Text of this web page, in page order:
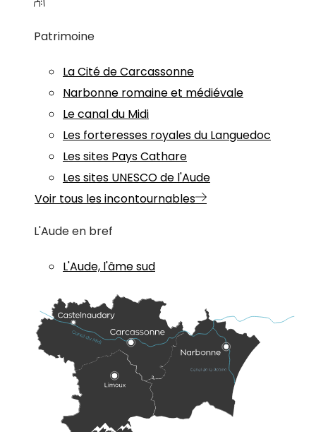
Patrimoine
La Cité de Carcassonne
Narbonne romaine et médiévale
Le canal du Midi
Les forteresses royales du Languedoc
Les sites Pays Cathare
Les sites UNESCO de l'Aude
Voir tous les incontournables
L'Aude en bref
L'Aude, l'âme sud